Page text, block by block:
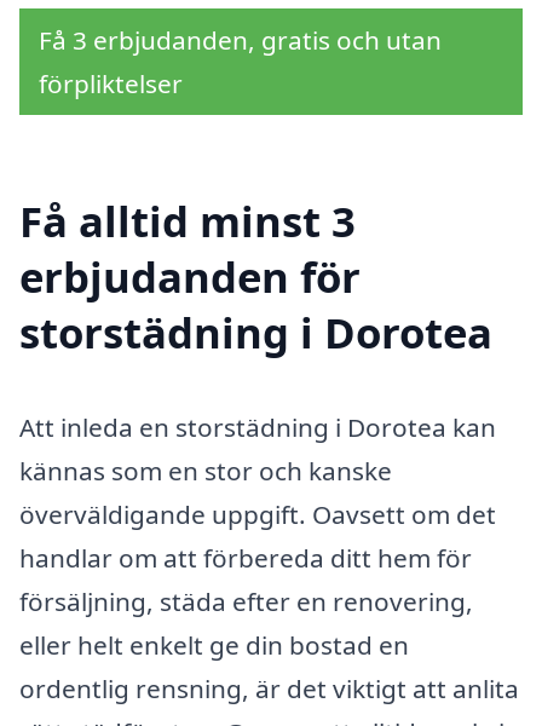
Få 3 erbjudanden, gratis och utan
förpliktelser
Få alltid minst 3
erbjudanden för
storstädning i Dorotea
Att inleda en storstädning i Dorotea kan
kännas som en stor och kanske
överväldigande uppgift. Oavsett om det
handlar om att förbereda ditt hem för
försäljning, städa efter en renovering,
eller helt enkelt ge din bostad en
ordentlig rensning, är det viktigt att anlita